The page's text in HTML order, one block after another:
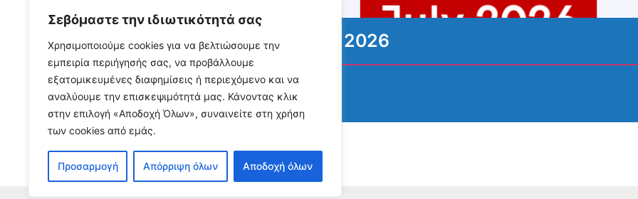
Σεβόμαστε την ιδιωτικότητά σας
Χρησιμοποιούμε cookies για να βελτιώσουμε την
εμπειρία περιήγησής σας, να προβάλλουμε
εξατομικευμένες διαφημίσεις ή περιεχόμενο και να
αναλύουμε την επισκεψιμότητά μας. Κάνοντας κλικ
στην επιλογή «Αποδοχή Όλων», συναινείτε στη χρήση
των cookies από εμάς.
Προσαρμογή Απόρριψη όλων Αποδοχή όλων
ΝΕΑ ΑΠΟ ΤΟ ΠΕΔΙΟ – Ιούλιος 2026
3 Αυγούστου, 2026
Διαβάστε περισσότερα...